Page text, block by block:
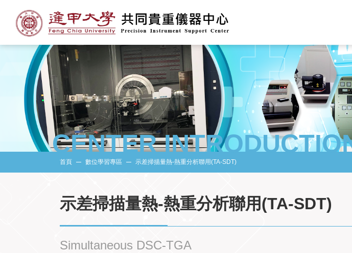
CENTER
首頁 數位學習專區 示差掃描量熱-熱重分析聯用(TA-SDT)
示差掃描量熱-熱重分析聯用(TA-SDT)
Simultaneous DSC-TGA